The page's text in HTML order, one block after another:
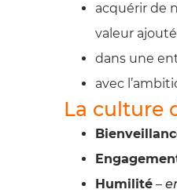
acquérir de
valeur
dans une
avec
La culture
Humilité –